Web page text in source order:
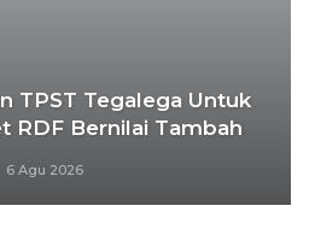
TPST Tegalega Untuk
RDF Bernilai Tambah
6 Agu 2026